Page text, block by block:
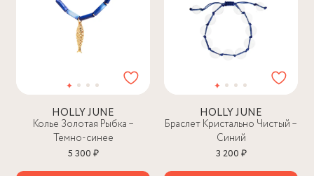
HOLLY JUNE
Колье Золотая Рыбка –
Темно-синее
5 300 ₽
HOLLY JUNE
Браслет Кристально Чистый –
Синий
3 200 ₽